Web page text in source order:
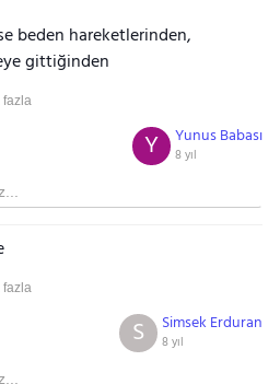
beden hareketlerinden,
gittiğinden
fazla
Yunus Babası
8 yıl
Y
fazla
Simsek Erduran
8 yıl
S